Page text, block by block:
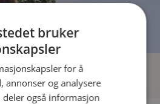
bruker
for å
annonser og analysere
også informasjon